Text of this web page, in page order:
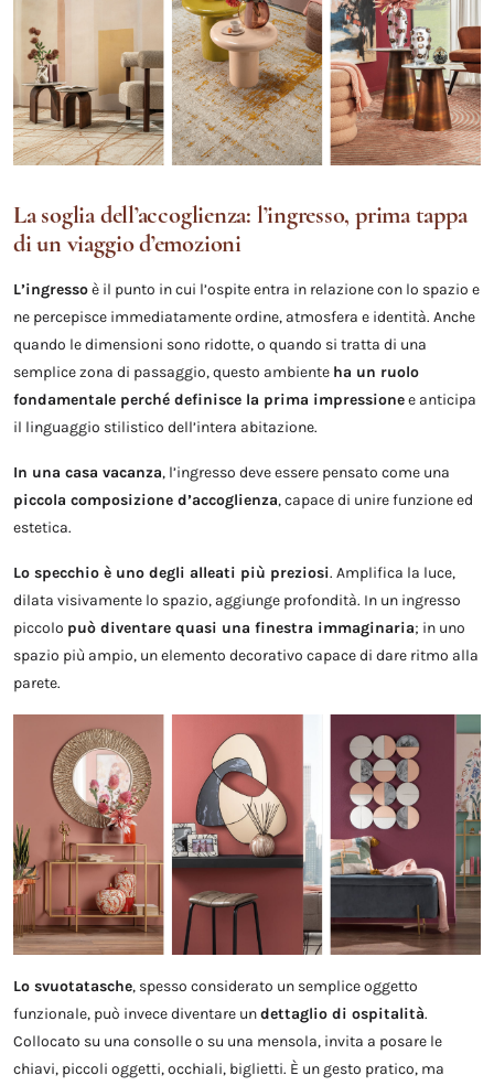
La soglia dell’accoglienza: l’ingresso, prima tappa
di un viaggio d’emozioni
L’ingressoè il punto in cui l’ospite entra in relazione con lo spazio e
ne percepisce immediatamente ordine, atmosfera e identità. Anche
quando le dimensioni sono ridotte, o quando si tratta di una
semplice zona di passaggio, questo ambiente ha un ruolo
fondamentale perché definisce la prima impressionee anticipa
il linguaggio stilistico dell’intera abitazione.
In una casa vacanza, l’ingresso deve essere pensato come una
piccola composizione d’accoglienza, capace di unire funzione ed
estetica.
Lo specchio è uno degli alleati più preziosi. Amplifica la luce,
dilata visivamente lo spazio, aggiunge profondità. In un ingresso
piccolo può diventare quasi una finestra immaginaria; in uno
spazio più ampio, un elemento decorativo capace di dare ritmo alla
parete.
Lo svuotatasche, spesso considerato un semplice oggetto
funzionale, può invece diventare undettaglio di ospitalità.
Collocato su una consolle o su una mensola, invita a posare le
chiavi, piccoli oggetti, occhiali, biglietti. È un gesto pratico, ma